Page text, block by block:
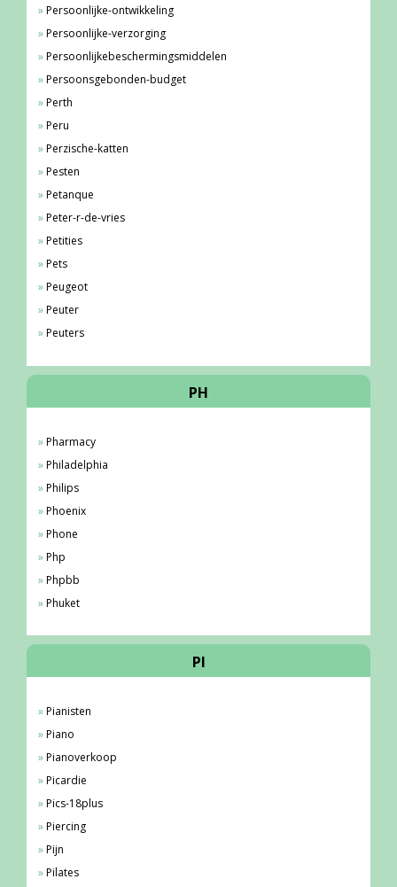
Persoonlijke-ontwikkeling
Persoonlijke-verzorging
Persoonlijkebeschermingsmiddelen
Persoonsgebonden-budget
Perth
Peru
Perzische-katten
Pesten
Petanque
Peter-r-de-vries
Petities
Pets
Peugeot
Peuter
Peuters
PH
Pharmacy
Philadelphia
Philips
Phoenix
Phone
Php
Phpbb
Phuket
PI
Pianisten
Piano
Pianoverkoop
Picardie
Pics-18plus
Piercing
Pijn
Pilates